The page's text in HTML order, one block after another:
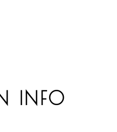
INFO